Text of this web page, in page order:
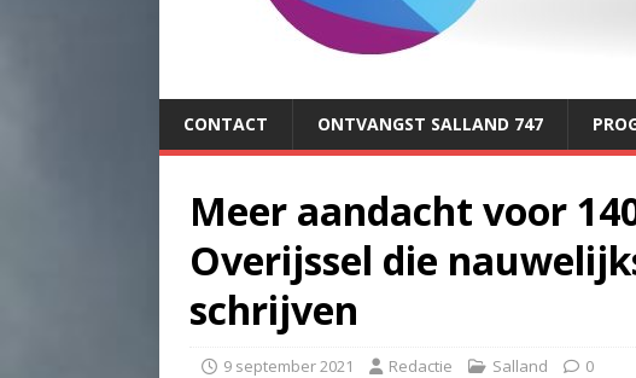
CONTACT ONTVANGST SALLAND 747
Meer aandacht voor
Overijssel die
schrijven
9 september 2021 Redactie Salland 0